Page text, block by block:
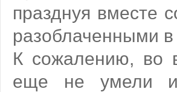
празднуя вместе
разоблаченными
К сожалению, во
еще не умели